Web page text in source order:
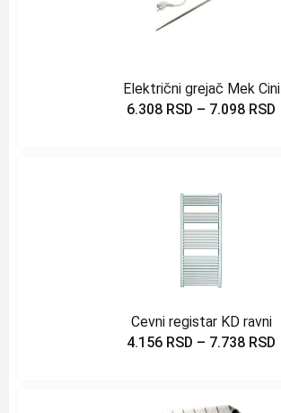
Električni grejač Mek Cini
6.308 RSD – 7.098 RSD
Cevni registar KD ravni
4.156 RSD – 7.738 RSD